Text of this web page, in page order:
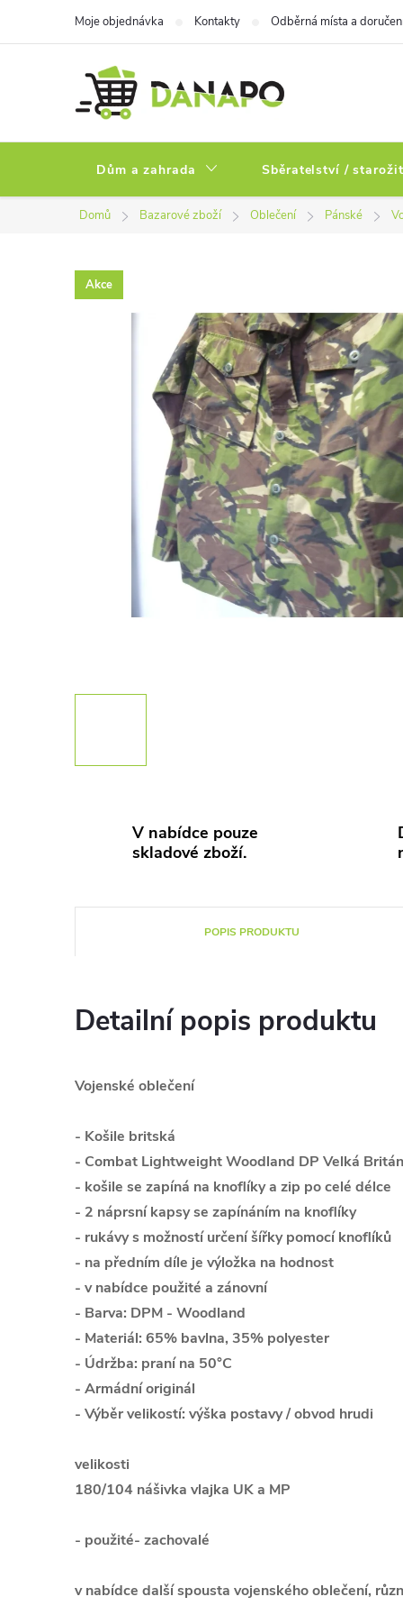
Moje objednávka Kontakty Odběrná místa a
Dům a zahrada Sběratelství /
Domů Bazarové zboží Oblečení Pánské
Akce
V nabídce pouze
skladové zboží.
POPIS PRODUKTU
Detailní popis produktu
Vojenské oblečení
- Košile britská
- Combat Lightweight Woodland DP Velká
- košile se zapíná na knoflíky a zip po celé délce
- 2 náprsní kapsy se zapínáním na knoflíky
- rukávy s možností určení šířky pomocí knoflíků
- na předním díle je výložka na hodnost
- v nabídce použité a zánovní
- Barva: DPM - Woodland
- Materiál: 65% bavlna, 35% polyester
- Údržba: praní na 50°C
- Armádní originál
- Výběr velikostí: výška postavy / obvod hrudi
velikosti
180/104 nášivka vlajka UK a MP
- použité- zachovalé
v nabídce další spousta vojenského oblečení,